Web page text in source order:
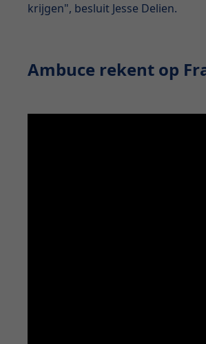
krijgen", besluit Jesse Delien.
Ambuce rekent op